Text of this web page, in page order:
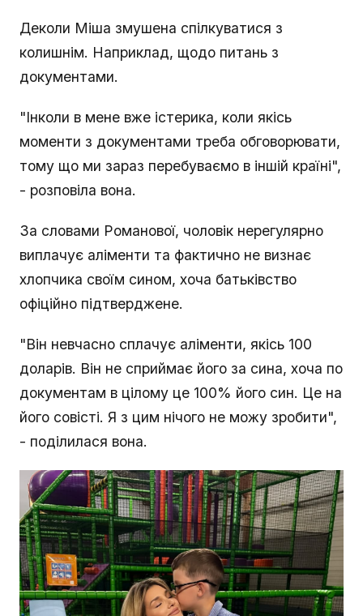
Деколи Міша змушена спілкуватися з
колишнім. Наприклад, щодо питань з
документами.
"Інколи в мене вже істерика, коли якісь
моменти з документами треба обговорювати,
тому що ми зараз перебуваємо в іншій країні",
- розповіла вона.
За словами Романової, чоловік нерегулярно
виплачує аліменти та фактично не визнає
хлопчика своїм сином, хоча батьківство
офіційно підтверджене.
"Він невчасно сплачує аліменти, якісь 100
доларів. Він не сприймає його за сина, хоча по
документам в цілому це 100% його син. Це на
його совісті. Я з цим нічого не можу зробити",
- поділилася вона.